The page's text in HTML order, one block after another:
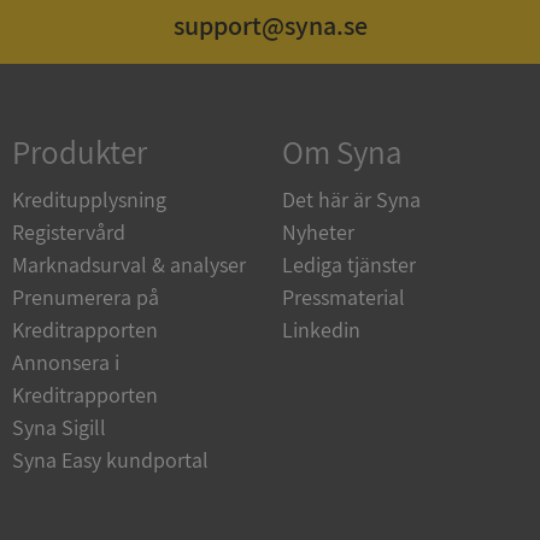
support@syna.se
Produkter
Kreditupplysning
Registervård
Marknadsurval & analyser
Prenumerera på
Kreditrapporten
Annonsera i
Kreditrapporten
Syna Sigill
Syna Easy kundportal
Om Syna
Det här är Syna
Nyheter
Lediga tjänster
Pressmaterial
Linkedin
Strikt nödvändiga kakor tillåter
kärnwebbplatsfunktioner som användarinloggning
och kontohantering. Webbplatsen kan inte
användas ordentligt utan strikt nödvändiga cookies.
Namn
Leverantör
Domän
Microsoft
Corporation